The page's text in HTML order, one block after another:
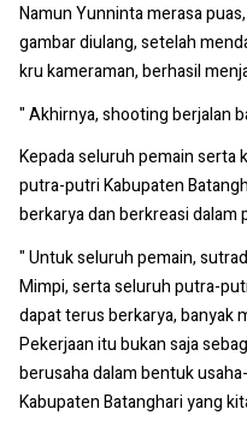
Namun Yunninta merasa
gambar diulang, setelah
kru kameraman, berhasil
" Akhirnya, shooting berjalan
Kepada seluruh pemain serta
putra-putri Kabupaten
berkarya dan berkreasi dalam
" Untuk seluruh pemain,
Mimpi, serta seluruh putra-
dapat terus berkarya, banyak
Pekerjaan itu bukan saja
berusaha dalam bentuk
Kabupaten Batanghari yang